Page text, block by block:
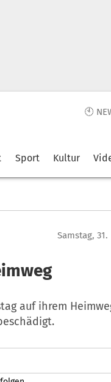
🕙
Sport Kultur
Samstag,
auf ihrem